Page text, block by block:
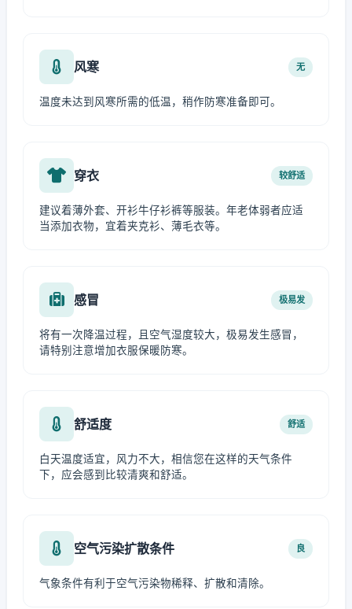
风寒 无
温度未达到风寒所需的低温，稍作防寒准备即可。
穿衣 较舒适
建议着薄外套、开衫牛仔衫裤等服装。年老体弱者应适
当添加衣物，宜着夹克衫、薄毛衣等。
感冒 极易发
将有一次降温过程，且空气湿度较大，极易发生感冒，
请特别注意增加衣服保暖防寒。
舒适度 舒适
白天温度适宜，风力不大，相信您在这样的天气条件
下，应会感到比较清爽和舒适。
空气污染扩散条件 良
气象条件有利于空气污染物稀释、扩散和清除。